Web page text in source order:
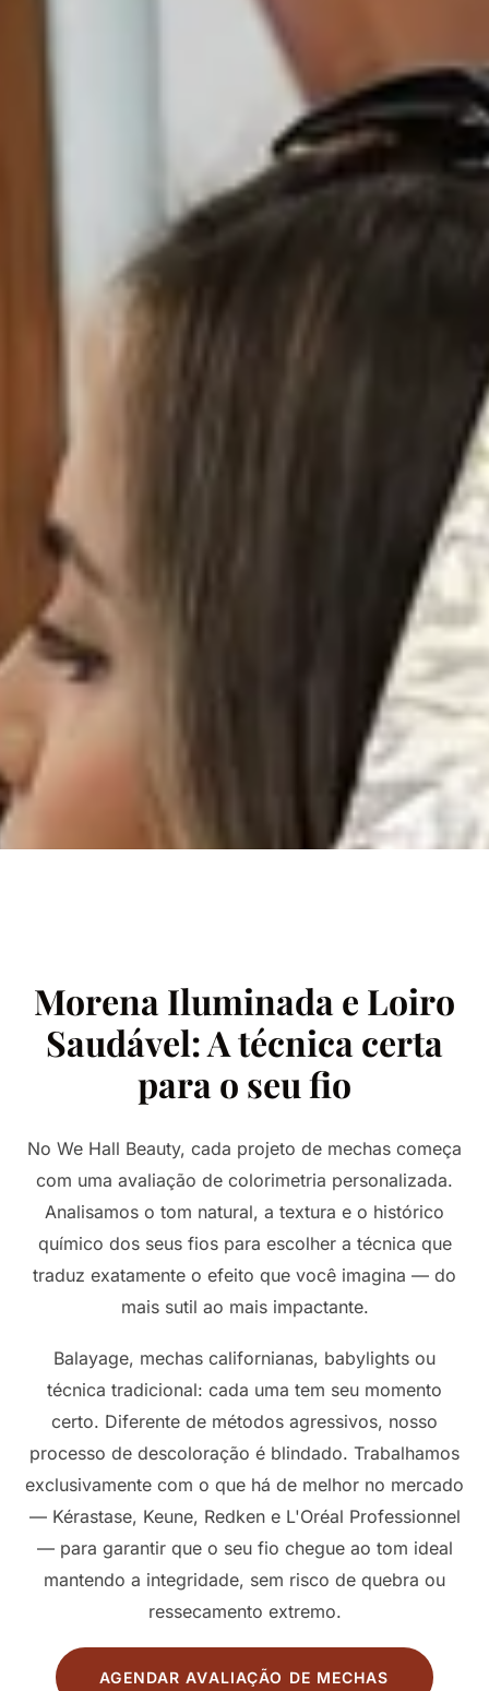
Morena Iluminada e Loiro
Saudável: A técnica certa
para o seu fio
No We Hall Beauty, cada projeto de mechas começa
com uma avaliação de colorimetria personalizada.
Analisamos o tom natural, a textura e o histórico
químico dos seus fios para escolher a técnica que
traduz exatamente o efeito que você imagina — do
mais sutil ao mais impactante.
Balayage, mechas californianas, babylights ou
técnica tradicional: cada uma tem seu momento
certo. Diferente de métodos agressivos, nosso
processo de descoloração é blindado. Trabalhamos
exclusivamente com o que há de melhor no mercado
— Kérastase, Keune, Redken e L'Oréal Professionnel
— para garantir que o seu fio chegue ao tom ideal
mantendo a integridade, sem risco de quebra ou
ressecamento extremo.
AGENDAR AVALIAÇÃO DE MECHAS